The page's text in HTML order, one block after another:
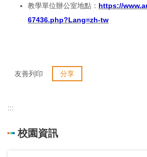
教學單位辦公室地點： https://
67436.php?Lang=zh-tw
友善列印 分享
:::
校園資訊